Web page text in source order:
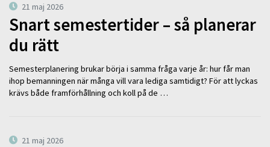
21 maj 2026
Snart semestertider – så planerar
du rätt
Semesterplanering brukar börja i samma fråga varje år: hur får man
ihop bemanningen när många vill vara lediga samtidigt? För att lyckas
krävs både framförhållning och koll på de …
21 maj 2026